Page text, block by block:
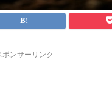
ポンサーリンク